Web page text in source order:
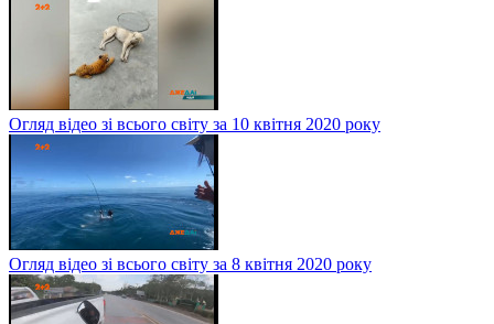
Огляд відео зі всього світу за 10 квітня 2020 року
Огляд відео зі всього світу за 8 квітня 2020 року